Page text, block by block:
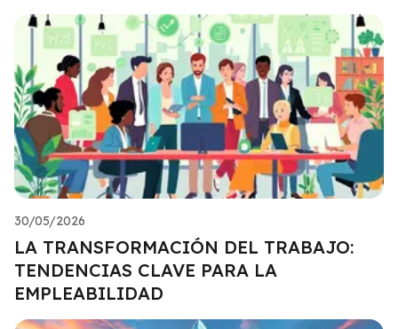
30/05/2026
LA TRANSFORMACIÓN DEL TRABAJO:
TENDENCIAS CLAVE PARA LA
EMPLEABILIDAD